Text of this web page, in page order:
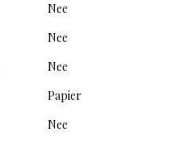
Nee
Nee
Nee
Papier
Nee